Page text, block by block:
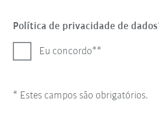
Política de privacidade de dados
Eu concordo*
* Estes campos são obrigatórios.